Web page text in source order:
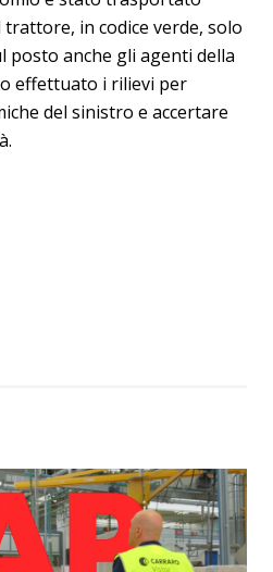
in codice verde, solo
posto anche gli agenti della
effettuato i rilievi per
del sinistro e accertare